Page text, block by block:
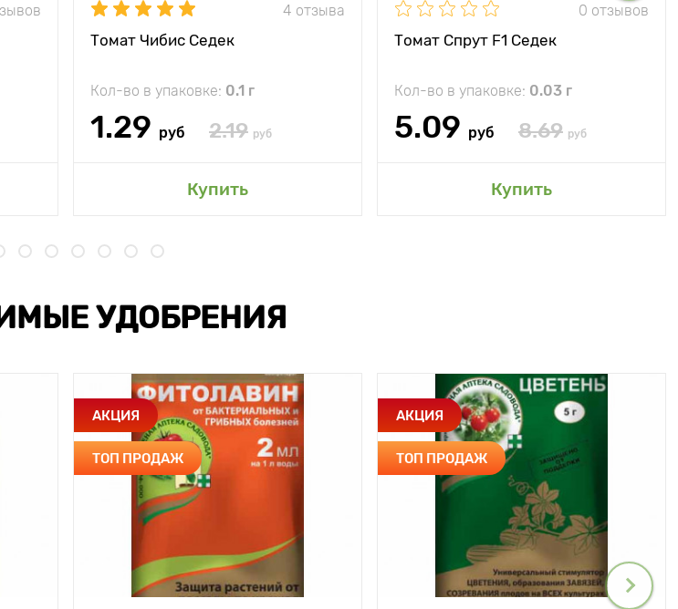
4 отзыва
Томат Чибис Седек
Кол-во в упаковке: 0.1 г
1.29 руб 2.19 руб
Купить
0 отзывов
Томат Спрут F1 Седек
Кол-во в упаковке: 0.03 г
5.09 руб 8.69 руб
Купить
УДОБРЕНИЯ
АКЦИЯ
ТОП ПРОДАЖ
АКЦИЯ
ТОП ПРОДАЖ